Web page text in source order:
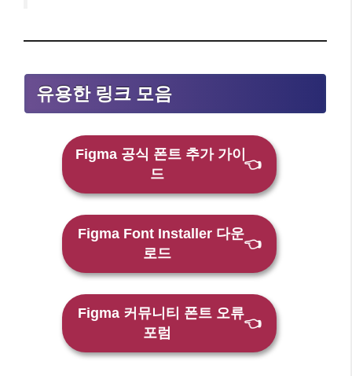
유용한 링크 모음
Figma 공식 폰트 추가 가이
드
👈
Figma Font Installer 다운
로드
👈
Figma 커뮤니티 폰트 오류
포럼
👈